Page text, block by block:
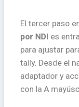
El tercer paso
por NDI es
para ajustar
tally. Desde el
adaptador y
con la A